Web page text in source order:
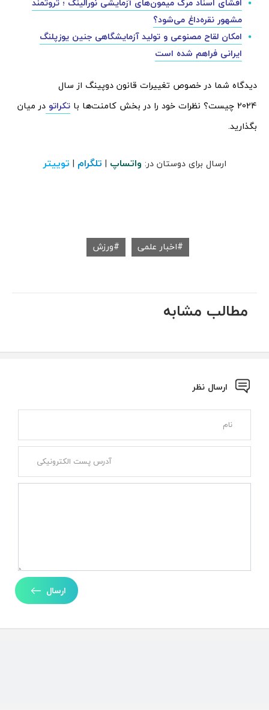
مشهور نقره‌داغ می‌شود؟
امکان لقاح مصنوعی و تولید آزمایشگاهی جنین یوزپلنگ
ایرانی فراهم شده است
دیدگاه شما در خصوص تغییرات قانون دوپینگ از سال
2024 چیست؟ نظرات خود را در بخش کامنت‌ها با
تکراتو در میان
بگذارید.
ارسال برای دوستان در: واتساپ | تلگرام | توییتر
اخبار علمی ورزش
مطالب مشابه
ارسال نظر
ارسال